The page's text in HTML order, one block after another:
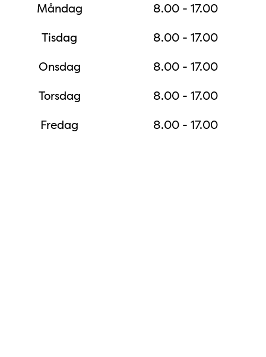
Måndag
8.00 - 17.00
Tisdag
8.00 - 17.00
Onsdag
8.00 - 17.00
Torsdag
8.00 - 17.00
Fredag
8.00 - 17.00